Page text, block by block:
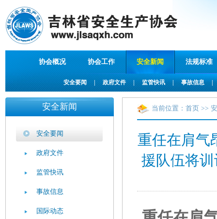
协会概况 协会工作 安全新闻 法规标准
安全要闻 政府文件 | 监管快讯 | 事故信息 |
安全新闻
安全要闻
政府文件
监管快讯
事故信息
国际动态
当前位置： 首页 >>
重任在肩气
援队伍将训